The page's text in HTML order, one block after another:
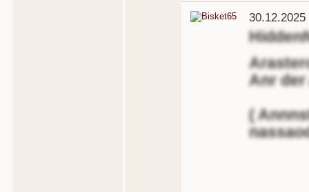
30.12.2025
Anr
(